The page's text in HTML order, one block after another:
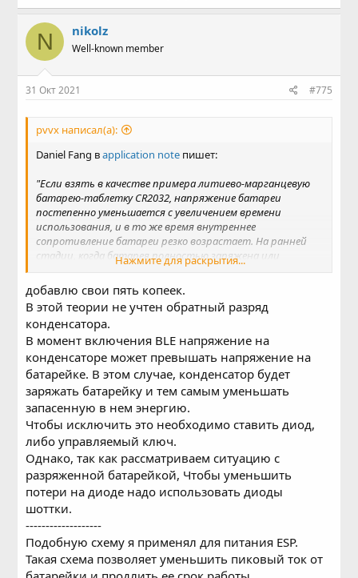
N nikolz
Well-known member
31 Окт 2021 #775
pvvx написал(а):
Daniel Fang вapplication note пишет:
"Если взять в качестве примера литиево-марганцевую
батарею-таблетку CR2032, напряжение батареи
постепенно уменьшается с увеличением времени
использования, и в то же время внутреннее
сопротивление батареи резко возрастает. На ранней
стадии, когда батарея полностью заряжена или
напряжение относительно высокое, внутреннее
сопротивление батареи относительно невелико, и его
можно в основном игнорировать. Но в более поздний
период срока службы батареи нельзя игнорировать
влияние внутреннего сопротивления батареи. На
следующем рисунке показана тестовая кривая одной из
кнопочных батарей CR2032 при непрерывном разряде
нагрузки. Синий цвет соответствует напряжению
батареи, а зеленый - внутреннему сопротивлению
батареи. В точке А мы можем видеть, что напряжение
батареи составляет около 2,6. V в этот момент, но в
это время внутреннее сопротивление достигло 100 Ом."
Посмотреть вложение 11432
Возьмем, к примеру, батарейку-таблетку на 2,4 В. В
точке A внутреннее сопротивление составляет 100 Ом.
При переключении в состояние передачи RF 0 дБм, ток
мгновенно увеличивается с менее 3 мА до 6,1 мА. В этот
момент падение напряжения тока через внутреннее
сопротивление 100-омной батареи превышает 600 мВ, а
фактическое напряжение менее 1,8 В, что вызывает
сброс CC2640 BOD.
...
Нажмите для раскрытия...
добавлю свои пять копеек.
В этой теории не учтен обратный разряд
конденсатора.
В момент включения BLE напряжение на
конденсаторе может превышать напряжение на
батарейке. В этом случае, конденсатор будет
заряжать батарейку и тем самым уменьшать
запасенную в нем энергию.
Чтобы исключить это необходимо ставить диод,
либо управляемый ключ.
Однако, так как рассматриваем ситуацию с
разряженной батарейкой, Чтобы уменьшить
потери на диоде надо использовать диоды
шоттки.
-------------------
Подобную схему я применял для питания ESP.
Такая схема позволяет уменьшить пиковый ток от